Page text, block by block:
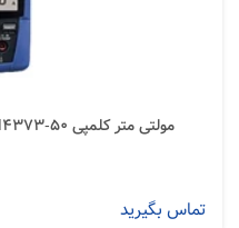
مولتی متر کلمپی HIOKI CM4373-50 با برند اصلی هیوکی
تماس بگیرید